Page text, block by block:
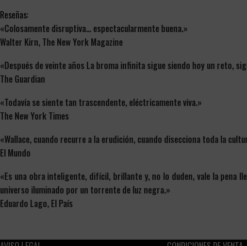
Reseñas:
«Colosamente disruptiva… espectacularmente buena.»
Walter Kirn,The New York Magazine
«Después de veinte añosLa broma infinitasigue siendo hoy un reto,
The Guardian
«Todavía se siente tan trascendente, eléctricamente viva.»
The New York Times
«Wallace, cuando recurre a la erudición, cuando disecciona toda la
El Mundo
«Es una obra inteligente, difícil, brillante y, no lo duden, vale la
universo iluminado por un torrente de luz negra.»
Eduardo Lago,El País